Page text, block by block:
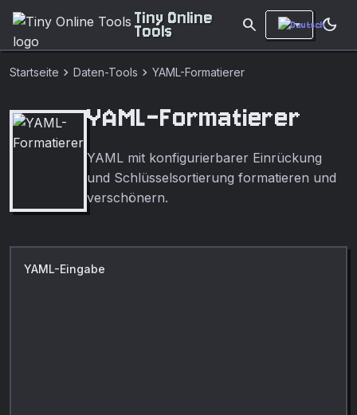
Tiny Online
Tools search dark_mode
Startseite chevron_right Daten-Tools chevron_right YAML-Formatierer
YAML-Formatierer
YAML mit konfigurierbarer Einrückung
und Schlüsselsortierung formatieren und
verschönern.
YAML-Eingabe